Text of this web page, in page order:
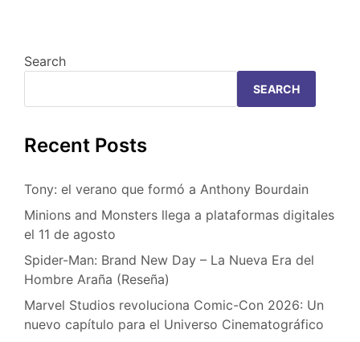
Search
SEARCH
Recent Posts
Tony: el verano que formó a Anthony Bourdain
Minions and Monsters llega a plataformas digitales
el 11 de agosto
Spider-Man: Brand New Day – La Nueva Era del
Hombre Araña (Reseña)
Marvel Studios revoluciona Comic-Con 2026: Un
nuevo capítulo para el Universo Cinematográfico